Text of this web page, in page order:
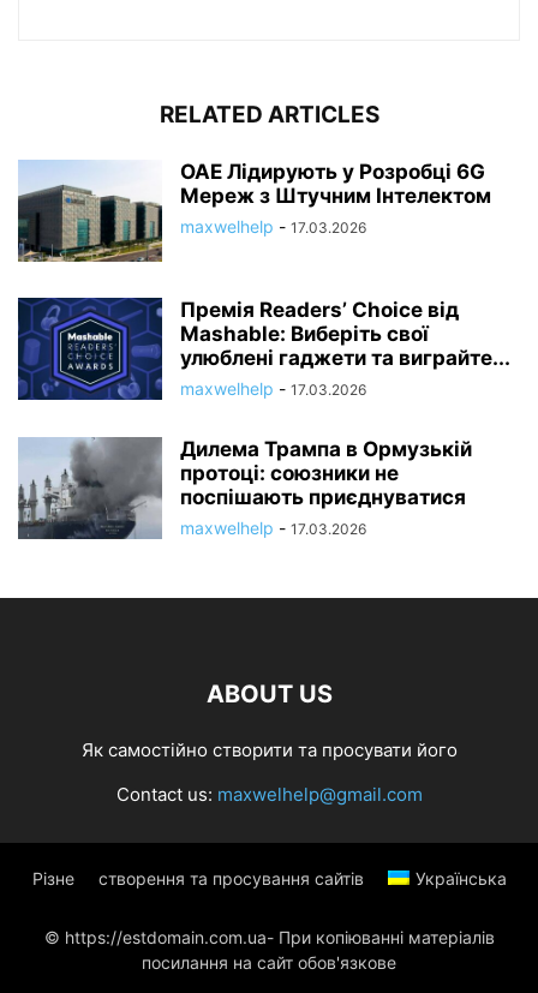
RELATED ARTICLES
ОАЕ Лідирують у Розробці 6G
Мереж з Штучним Інтелектом
maxwelhelp - 17.03.2026
Премія Readers’ Choice від
Mashable: Виберіть свої
улюблені гаджети та виграйте...
maxwelhelp - 17.03.2026
Дилема Трампа в Ормузькій
протоці: союзники не
поспішають приєднуватися
maxwelhelp - 17.03.2026
ABOUT US
Як самостійно створити та просувати його
Contact us: maxwelhelp@gmail.com
Різне створення та просування сайтів Українська
© https://estdomain.com.ua- При копіюванні матеріалів
посилання на сайт обов'язкове